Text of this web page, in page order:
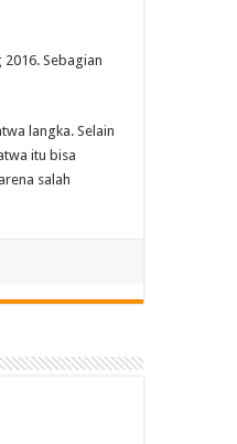
Sebagian
langka. Selain
itu bisa
salah